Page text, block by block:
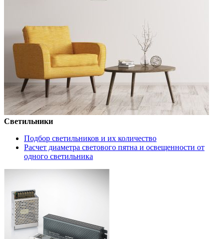
Светильники
Подбор светильников и их количество
Расчет диаметра светового пятна и освещенности от
одного светильника